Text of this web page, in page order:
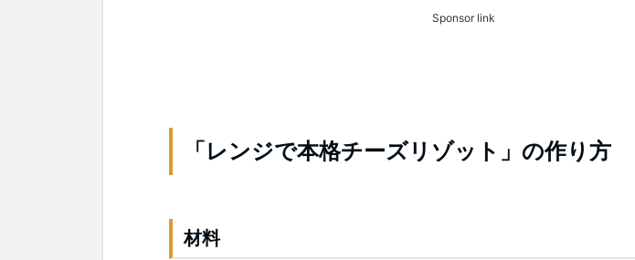
Sponsor link
「レンジで本格チーズリゾット」の作り方
材料